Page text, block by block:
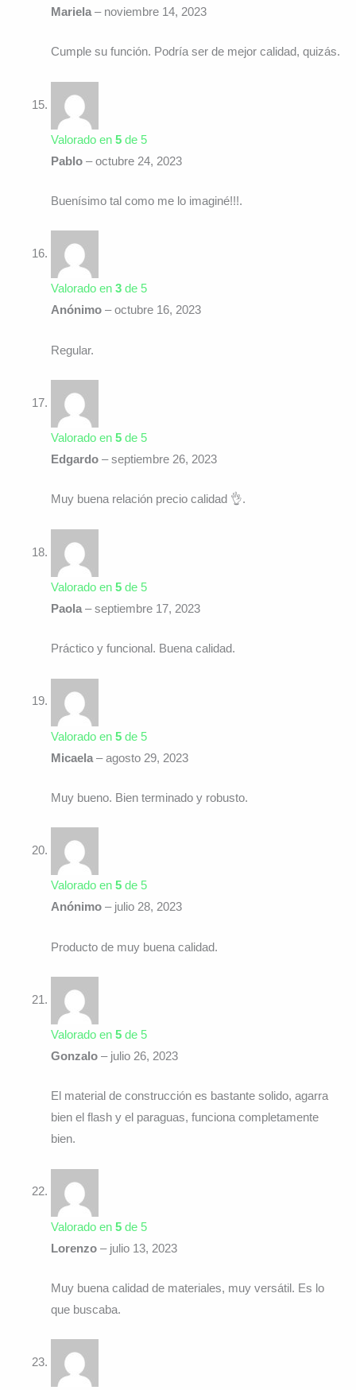
Mariela – noviembre 14, 2023
Cumple su función. Podría ser de mejor calidad, quizás.
Valorado en 5de 5
Pablo – octubre 24, 2023
Buenísimo tal como me lo imaginé!!!.
Valorado en 3de 5
Anónimo – octubre 16, 2023
Regular.
Valorado en 5de 5
Edgardo – septiembre 26, 2023
Muy buena relación precio calidad 👌.
Valorado en 5de 5
Paola – septiembre 17, 2023
Práctico y funcional. Buena calidad.
Valorado en 5de 5
Micaela – agosto 29, 2023
Muy bueno. Bien terminado y robusto.
Valorado en 5de 5
Anónimo – julio 28, 2023
Producto de muy buena calidad.
Valorado en 5de 5
Gonzalo – julio 26, 2023
El material de construcción es bastante solido, agarra
bien el flash y el paraguas, funciona completamente
bien.
Valorado en 5de 5
Lorenzo – julio 13, 2023
Muy buena calidad de materiales, muy versátil. Es lo
que buscaba.